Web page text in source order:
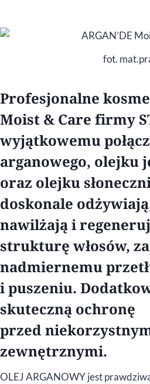
fot.
Profesjonalne
Moist & Care firmy
wyjątkowemu
arganowego, olejku
oraz olejku
doskonale
nawilżają i
strukturę włosów,
nadmiernemu
i puszeniu.
skuteczną ochronę
przed
zewnętrznymi.
OLEJ ARGANOWY jest